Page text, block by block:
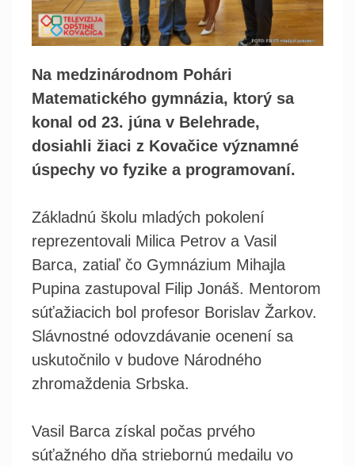
Na medzinárodnom Pohári
Matematického gymnázia, ktorý sa
konal od 23. júna v Belehrade,
dosiahli žiaci z Kovačice významné
úspechy vo fyzike a programovaní.
Základnú školu mladých pokolení
reprezentovali Milica Petrov a Vasil
Barca, zatiaľ čo Gymnázium Mihajla
Pupina zastupoval Filip Jonáš. Mentorom
súťažiacich bol profesor Borislav Žarkov.
Slávnostné odovzdávanie ocenení sa
uskutočnilo v budove Národného
zhromaždenia Srbska.
Vasil Barca získal počas prvého
súťažného dňa striebornú medailu vo